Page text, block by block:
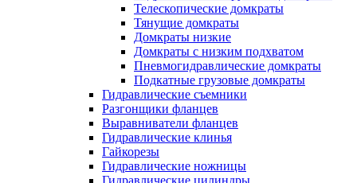
Телескопические домкраты
Тянущие домкраты
Домкраты низкие
Домкраты с низким подхватом
Пневмогидравлические домкраты
Подкатные грузовые домкраты
Гидравлические съемники
Разгонщики фланцев
Выравниватели фланцев
Гидравлические клинья
Гайкорезы
Гидравлические ножницы
Гидравлические цилиндры